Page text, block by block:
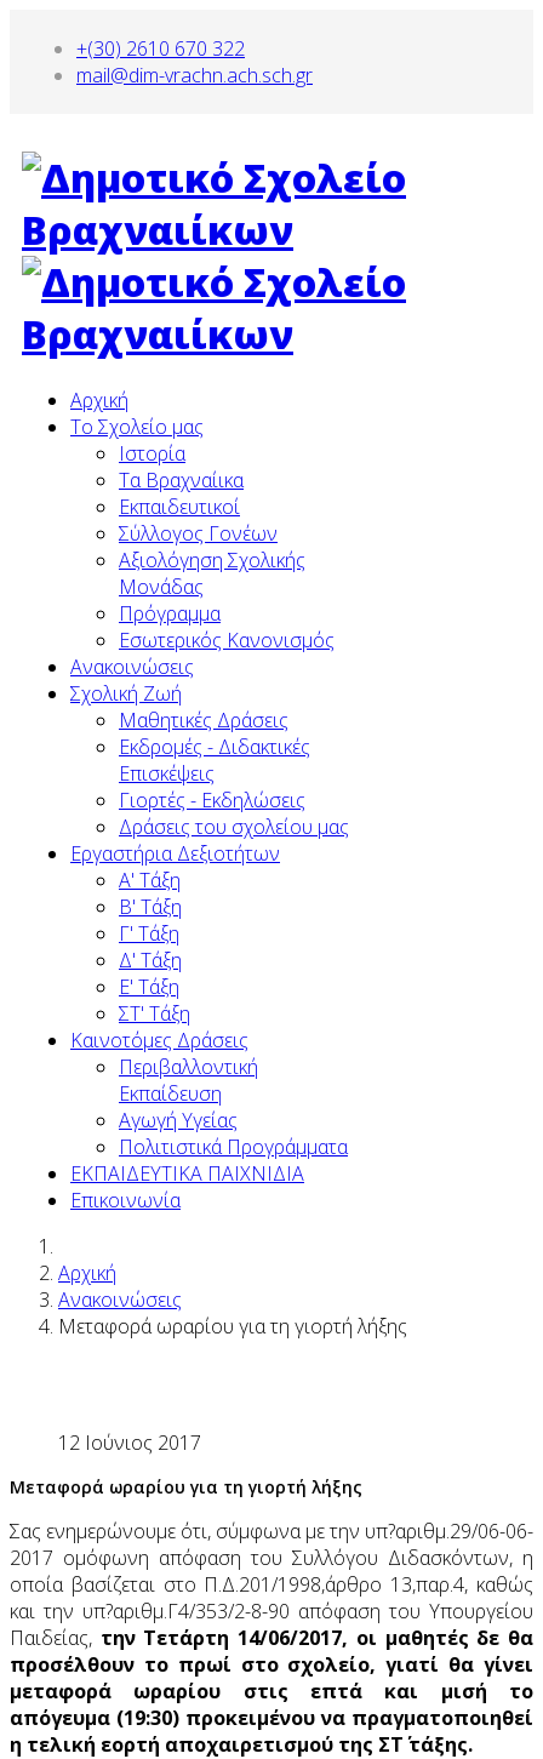
+(30) 2610 670 322
mail@dim-vrachn.ach.sch.gr
Αρχική
To Σχολείο μας
Ιστορία
Τα Βραχναίικα
Εκπαιδευτικοί
Σύλλογος Γονέων
Αξιολόγηση Σχολικής
Μονάδας
Πρόγραμμα
Εσωτερικός Κανονισμός
Ανακοινώσεις
Σχολική Ζωή
Μαθητικές Δράσεις
Εκδρομές - Διδακτικές
Επισκέψεις
Γιορτές - Εκδηλώσεις
Δράσεις του σχολείου μας
Εργαστήρια Δεξιοτήτων
Α' Τάξη
Β' Τάξη
Γ' Τάξη
Δ' Τάξη
Ε' Τάξη
ΣΤ' Τάξη
Καινοτόμες Δράσεις
Περιβαλλοντική
Εκπαίδευση
Αγωγή Υγείας
Πολιτιστικά Προγράμματα
ΕΚΠΑΙΔΕΥΤΙΚΑ ΠΑΙΧΝΙΔΙΑ
Επικοινωνία
Αρχική
Ανακοινώσεις
Μεταφορά ωραρίου για τη γιορτή λήξης
12 Ιούνιος 2017
Μεταφορά ωραρίου για τη γιορτή λήξης
Σας ενημερώνουμε ότι, σύμφωνα με την υπ?αριθμ.29/06-06-
2017 ομόφωνη απόφαση του Συλλόγου Διδασκόντων, η
οποία βασίζεται στο Π.Δ.201/1998,άρθρο 13,παρ.4, καθώς
και την υπ?αριθμ.Γ4/353/2-8-90 απόφαση του Υπουργείου
Παιδείας, την Τετάρτη 14/06/2017, οι μαθητές δε θα
προσέλθουν το πρωί στο σχολείο, γιατί θα γίνει
μεταφορά ωραρίου στις επτά και μισή το
απόγευμα (19:30) προκειμένου να πραγματοποιηθεί
η τελική εορτή αποχαιρετισμού της ΣΤ΄ τάξης.